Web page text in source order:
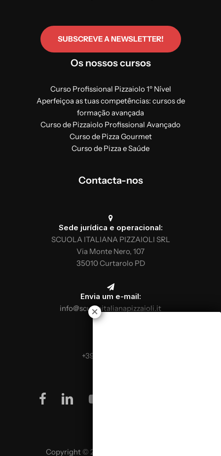
SUBSCREVE A NEWSLETTER!
Os nossos cursos
Curso Profissional Pizzaiolo 1º Nível
Aperfeiçoa as tuas competências: cursos de
formação avançada
Curso de Pizzaiolo Profissional Avançado
Curso de Pizza Gourmet
Curso de Pizza e Saúde
Contacta-nos
Sede jurídica e operacional:
SCUOLA ITALIANA PIZZAIOLI SRL
Via Monte Nero, 107
35010 Curtarolo PD
Envia um e-mail:
info@scuolaitalianapizzaioli.it
+39 0499624665
facebook
linkedinyoutube
Copyright © 2026 SCUOLA ITALIANA